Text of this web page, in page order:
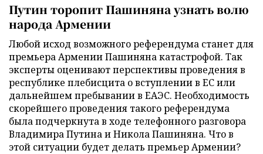
Путин торопит Пашиняна узнать волю
народа Армении
Любой исход возможного референдума станет для
премьера Армении Пашиняна катастрофой. Так
эксперты оценивают перспективы проведения в
республике плебисцита о вступлении в ЕС или
дальнейшем пребывании в ЕАЭС. Необходимость
скорейшего проведения такого референдума
была подчеркнута в ходе телефонного разговора
Владимира Путина и Никола Пашиняна. Что в
этой ситуации будет делать премьер Армении?